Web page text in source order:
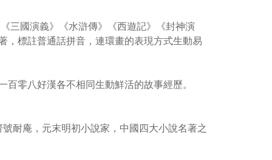
三國演義》《水滸傳》《西遊記》《封神演
，標註普通話拼音，連環畫的表現方式生動易
零八好漢各不相同生動鮮活的故事經歷。
耐庵，元末明初小說家，中國四大小說名著之